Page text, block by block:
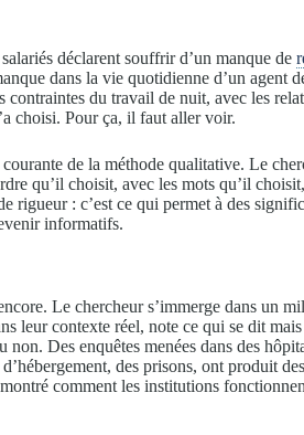
déclarent souffrir d’un manque de
dans la vie quotidienne d’un agent
contraintes du travail de nuit, avec les
choisi. Pour ça, il faut aller voir.
de la méthode qualitative. Le
qu’il choisit, avec les mots qu’il
rigueur : c’est ce qui permet à des
informatifs.
Le chercheur s’immerge dans un
leur contexte réel, note ce qui se dit
Des enquêtes menées dans des
des prisons, ont produit
comment les institutions